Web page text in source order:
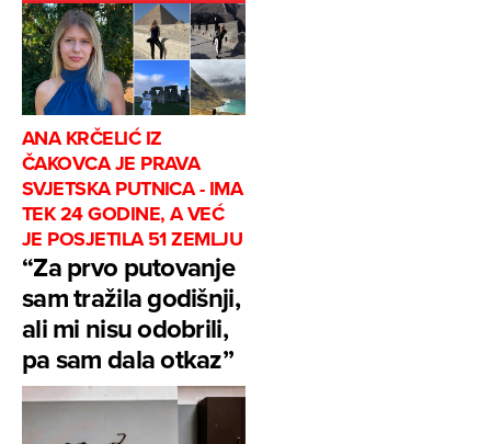
ANA KRČELIĆ IZ
ČAKOVCA JE PRAVA
SVJETSKA PUTNICA - IMA
TEK 24 GODINE, A VEĆ
JE POSJETILA 51 ZEMLJU
“Za prvo putovanje
sam tražila godišnji,
ali mi nisu odobrili,
pa sam dala otkaz”